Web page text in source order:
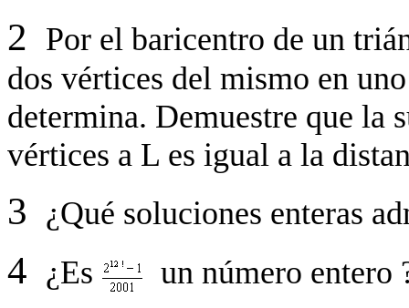
2 Por el baricentro de un
dos vértices del mismo en
determina. Demuestre que la
vértices a L es igual a la
3 ¿Qué soluciones enteras
4 ¿Es un número entero